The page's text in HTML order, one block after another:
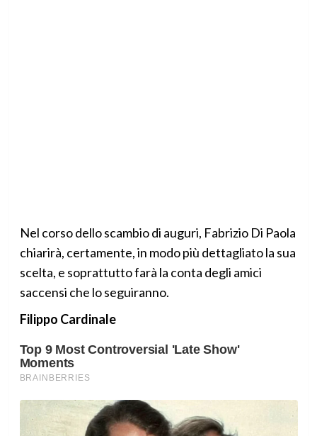
Nel corso dello scambio di auguri, Fabrizio Di Paola
chiarirà, certamente, in modo più dettagliato la sua
scelta, e soprattutto farà la conta degli amici
saccensi che lo seguiranno.
Filippo Cardinale